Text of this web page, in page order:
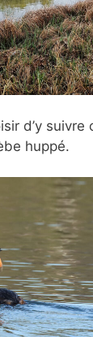
d’y suivre
huppé.